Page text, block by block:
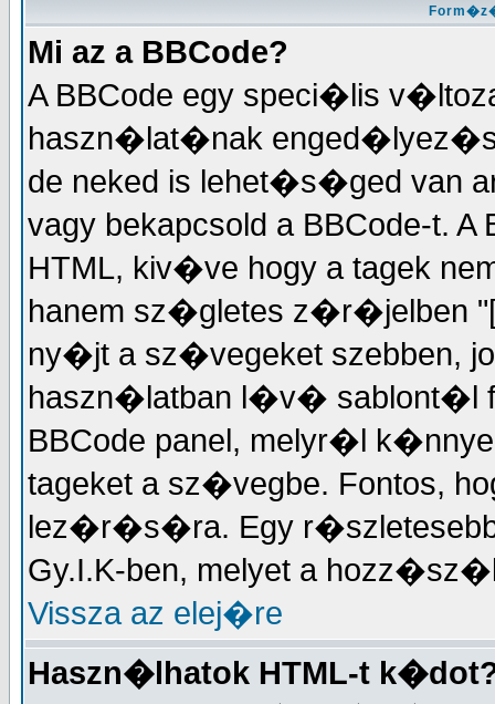
Mi az a BBCode?
A BBCode egy speci�lis
haszn�lat�nak
de neked is lehet�s�ged van
vagy bekapcsold a BBCode-t.
HTML, kiv�ve hogy a tagek
hanem sz�gletes z�r�jelben
ny�jt a sz�vegeket szebben,
haszn�latban l�v� sablont�l
BBCode panel, melyr�l
tageket a sz�vegbe. Fontos,
lez�r�s�ra. Egy
Gy.I.K-ben, melyet a
Vissza az elej�re
Haszn�lhatok HTML-t